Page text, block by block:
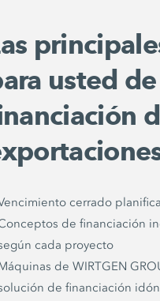
usted
cerrado
de financiación
cada proyecto
de WIRTGEN
de financiación